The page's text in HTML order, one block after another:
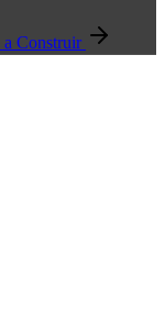
a Construir